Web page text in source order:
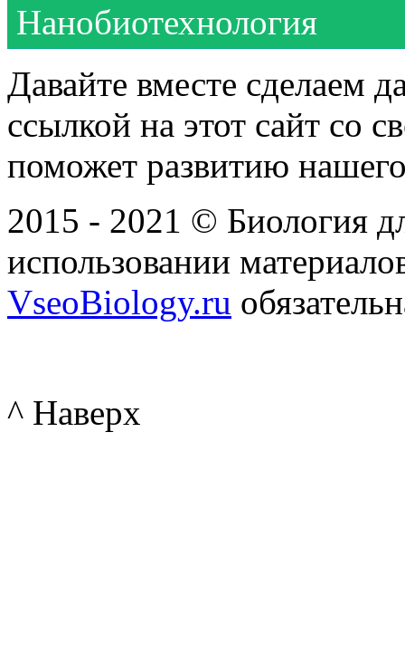
Нанобиотехнология
Давайте вместе сделаем
ссылкой на этот сайт со
поможет развитию
2015 - 2021 © Биология
использовании
VseoBiology.ru
^ Наверх